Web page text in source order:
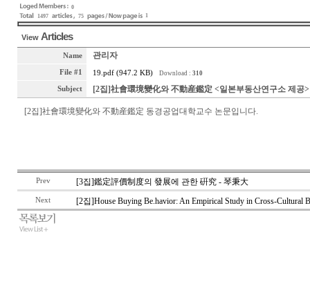
0
1497
75 1
View Articles
Name 관리자
File #1 19.pdf (947.2 KB) Download : 310
Subject [2집]社會環境變化와 不動産鑑定 <일본부동산연구소 제공>
[2집]社會環境變化와 不動産鑑定 동경공업대학교수 논문입니다.
Prev [3집]鑑定評價制度의 發展에 관한 硏究 - 琴秉大
Next [2집]House Buying Be.havior: An Empirical Study in Cross-Cultural